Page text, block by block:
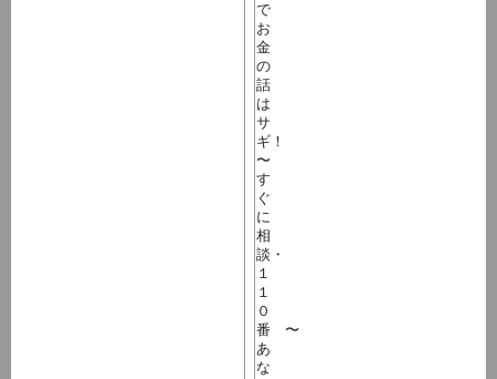
で
お
金
の
話
は
サ
ギ！
〜
す
ぐ
に
相
談・
１
１
０
番 〜
あ
な